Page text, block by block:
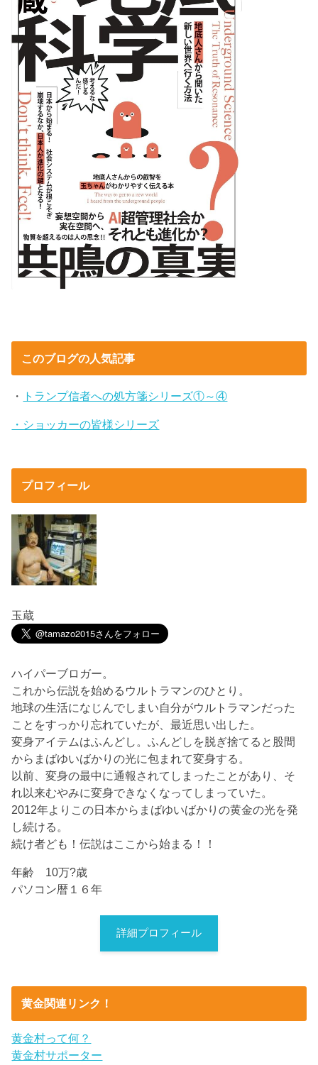
このブログの人気記事
・ トランプ信者への処方箋シリーズ①～④
・ショッカーの皆様シリーズ
プロフィール
玉蔵
ハイパーブロガー。
これから伝説を始めるウルトラマンのひとり。
地球の生活になじんでしまい自分がウルトラマンだった
ことをすっかり忘れていたが、最近思い出した。
変身アイテムはふんどし。ふんどしを脱ぎ捨てると股間
からまばゆいばかりの光に包まれて変身する。
以前、変身の最中に通報されてしまったことがあり、そ
れ以来むやみに変身できなくなってしまっていた。
2012年よりこの日本からまばゆいばかりの黄金の光を発
し続ける。
続け者ども！伝説はここから始まる！！
年齢 10万?歳
パソコン暦１６年
詳細プロフィール
黄金関連リンク！
黄金村って何？
黄金村サポーター